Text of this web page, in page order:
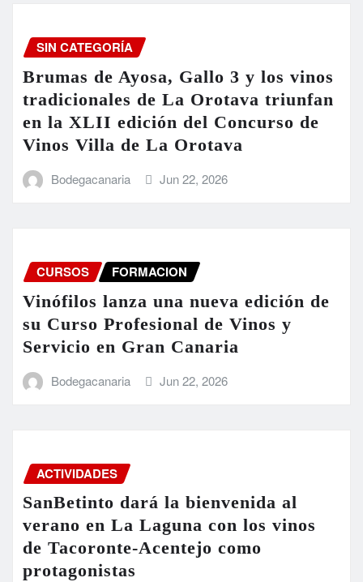
SIN CATEGORÍA
Brumas de Ayosa, Gallo 3 y los vinos
tradicionales de La Orotava triunfan
en la XLII edición del Concurso de
Vinos Villa de La Orotava
Bodegacanaria Jun 22, 2026
CURSOS FORMACION
Vinófilos lanza una nueva edición de
su Curso Profesional de Vinos y
Servicio en Gran Canaria
Bodegacanaria Jun 22, 2026
ACTIVIDADES
SanBetinto dará la bienvenida al
verano en La Laguna con los vinos
de Tacoronte-Acentejo como
protagonistas